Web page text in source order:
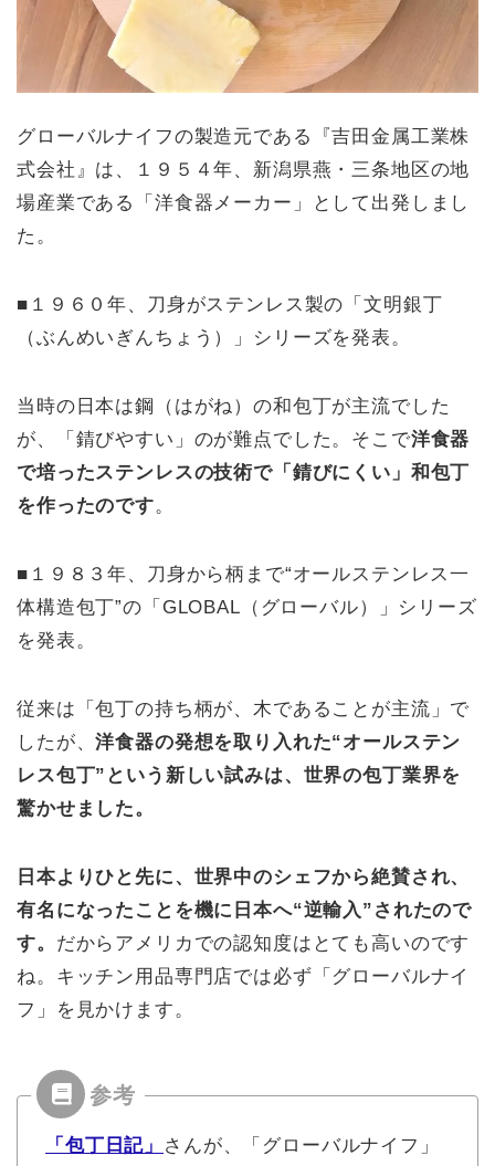
グローバルナイフの製造元である『吉田金属工業株
式会社』は、１９５４年、新潟県燕・三条地区の地
場産業である「洋食器メーカー」として出発しまし
た。
■１９６０年、刀身がステンレス製の「文明銀丁
（ぶんめいぎんちょう）」シリーズを発表。
当時の日本は鋼（はがね）の和包丁が主流でした
が、「錆びやすい」のが難点でした。そこで洋食器
で培ったステンレスの技術で「錆びにくい」和包丁
を作ったのです。
■１９８３年、刀身から柄まで“オールステンレス一
体構造包丁”の「GLOBAL（グローバル）」シリーズ
を発表。
従来は「包丁の持ち柄が、木であることが主流」で
したが、洋食器の発想を取り入れた“オールステン
レス包丁”という新しい試みは、世界の包丁業界を
驚かせました。
日本よりひと先に、世界中のシェフから絶賛され、
有名になったことを機に日本へ“逆輸入”されたので
す。 だからアメリカでの認知度はとても高いのです
ね。キッチン用品専門店では必ず「グローバルナイ
フ」を見かけます。
「包丁日記」
さんが、「グローバルナイフ」